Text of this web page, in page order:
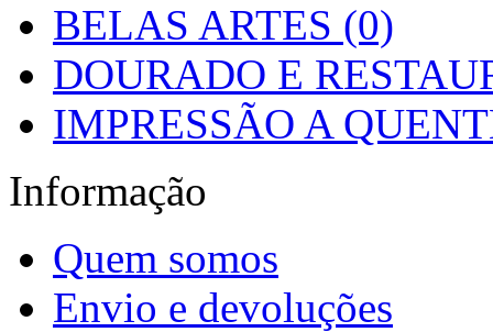
BELAS ARTES (0)
DOURADO E
IMPRESSÃO A
Informação
Quem somos
Envio e devoluções